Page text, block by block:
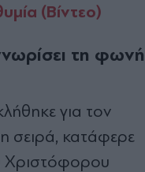
(Βίντεο)
τη φωνή
για τον
σειρά, κατάφερε
Χριστόφορου